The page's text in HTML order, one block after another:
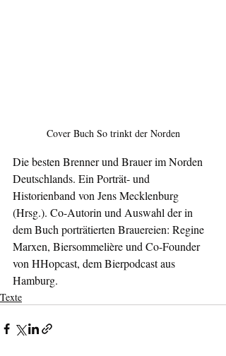
Cover Buch So trinkt der Norden
Die besten Brenner und Brauer im Norden
Deutschlands. Ein Porträt- und
Historienband von Jens Mecklenburg
(Hrsg.). Co-Autorin und Auswahl der in
dem Buch porträtierten Brauereien: Regine
Marxen, Biersommelière und Co-Founder
von HHopcast, dem Bierpodcast aus
Hamburg.
Texte